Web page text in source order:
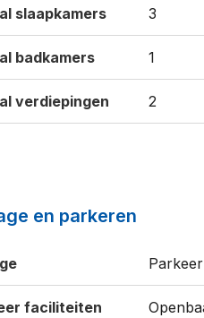
slaapkamers 3
badkamers 1
verdiepingen 2
en parkeren
faciliteiten